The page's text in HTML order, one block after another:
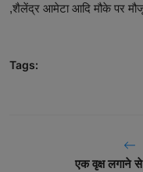
,शैलेंद्र आमेटा आदि मौके पर
Tags:
एक वृक्ष लगाने